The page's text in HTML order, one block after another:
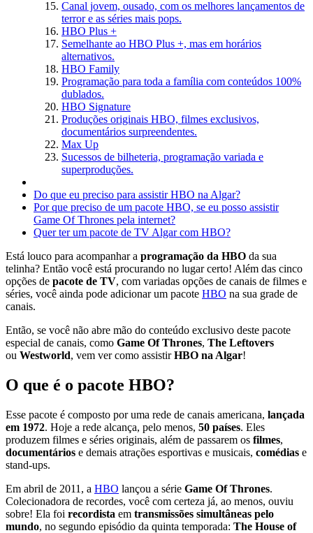
Canal jovem, ousado, com os melhores lançamentos de
terror e as séries mais pops.
HBO Plus +
Semelhante ao HBO Plus +, mas em horários
alternativos.
HBO Family
Programação para toda a família com conteúdos 100%
dublados.
HBO Signature
Produções originais HBO, filmes exclusivos,
documentários surpreendentes.
Max Up
Sucessos de bilheteria, programação variada e
superproduções.
Do que eu preciso para assistir HBO na Algar?
Por que preciso de um pacote HBO, se eu posso assistir
Game Of Thrones pela internet?
Quer ter um pacote de TV Algar com HBO?
Está louco para acompanhar a programação da HBO da sua
telinha? Então você está procurando no lugar certo! Além das cinco
opções de pacote de TV, com variadas opções de canais de filmes e
séries, você ainda pode adicionar um pacote HBO na sua grade de
canais.
Então, se você não abre mão do conteúdo exclusivo deste pacote
especial de canais, como Game Of Thrones, The Leftovers
ou Westworld, vem ver como assistirHBO na Algar!
O que é o pacote HBO?
Esse pacote é composto por uma rede de canais americana, lançada
em 1972. Hoje a rede alcança, pelo menos, 50 países. Eles
produzem filmes e séries originais, além de passarem os filmes,
documentários e demais atrações esportivas e musicais, comédias e
stand-ups.
Em abril de 2011, a HBO lançou a série Game Of Thrones.
Colecionadora de recordes, você com certeza já, ao menos, ouviu
sobre! Ela foi recordista em transmissões simultâneas pelo
mundo, no segundo episódio da quinta temporada: The House of